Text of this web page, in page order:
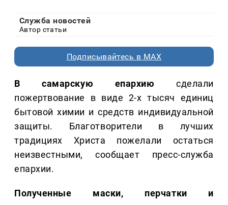
Служба новостей
Автор статьи
Подписывайтесь в MAX
В самарскую епархию сделали
пожертвование в виде 2-х тысяч единиц
бытовой химии и средств индивидуальной
защиты. Благотворители в лучших
традициях Христа пожелали остаться
неизвестными, сообщает пресс-служба
епархии.
Полученные маски, перчатки и